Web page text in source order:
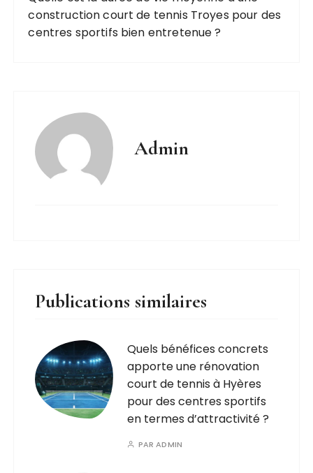
construction court de tennis Troyes pour des
centres sportifs bien entretenue ?
Admin
Publications similaires
Quels bénéfices concrets
apporte une rénovation
court de tennis à Hyères
pour des centres sportifs
en termes d’attractivité ?
PARADMIN